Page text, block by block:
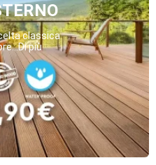
classica
più